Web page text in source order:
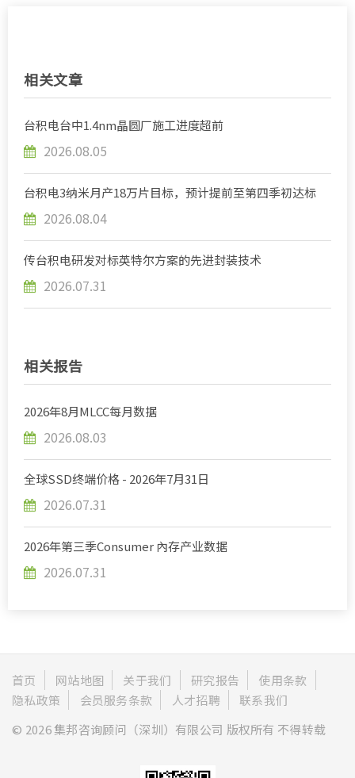
相关文章
台积电台中1.4nm晶圆厂施工进度超前
2026.08.05
台积电3纳米月产18万片目标，预计提前至第四季初达标
2026.08.04
传台积电研发对标英特尔方案的先进封装技术
2026.07.31
相关报告
2026年8月MLCC每月数据
2026.08.03
全球SSD终端价格 - 2026年7月31日
2026.07.31
2026年第三季Consumer 內存产业数据
2026.07.31
首页 网站地图 关于我们 研究报告
使用条款
隐私政策
会员服务条款 人才招聘
联系我们
© 2026 集邦咨询顾问（深圳）有限公司 版权所有 不得转载